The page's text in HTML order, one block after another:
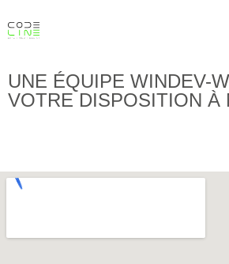
UNE ÉQUIPE WINDEV-
VOTRE DISPOSITION À